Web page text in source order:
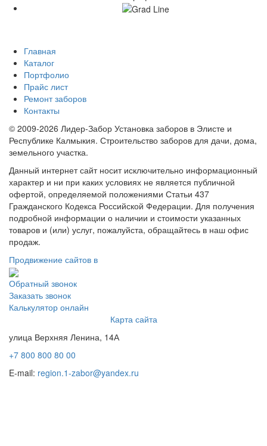
Главная
Каталог
Портфолио
Прайс лист
Ремонт заборов
Контакты
© 2009-2026 Лидер-Забор Установка заборов в Элисте и
Республике Калмыкия. Строительство заборов для дачи, дома,
земельного участка.
Данный интернет сайт носит исключительно информационный
характер и ни при каких условиях не является публичной
офертой, определяемой положениями Статьи 437
Гражданского Кодекса Российской Федерации. Для получения
подробной информации о наличии и стоимости указанных
товаров и (или) услуг, пожалуйста, обращайтесь в наш офис
продаж.
Продвижение сайтов в
Обратный звонок
Заказать звонок
Калькулятор онлайн
Карта сайта
улица Верхняя Ленина, 14А
+7 800 800 80 00
E-mail: region.1-zabor@yandex.ru